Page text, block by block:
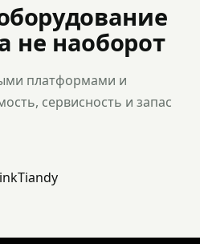
не наоборот
платформами и
сервисность и запас
Tiandy